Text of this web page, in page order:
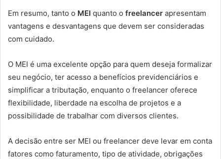
Em resumo, tanto o MEI quanto o freelancer apresentam
vantagens e desvantagens que devem ser consideradas
com cuidado.
O MEI é uma excelente opção para quem deseja formalizar
seu negócio, ter acesso a benefícios previdenciários e
simplificar a tributação, enquanto o freelancer oferece
flexibilidade, liberdade na escolha de projetos e a
possibilidade de trabalhar com diversos clientes.
A decisão entre ser MEI ou freelancer deve levar em conta
fatores como faturamento, tipo de atividade, obrigações